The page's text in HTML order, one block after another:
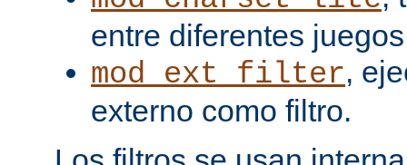
entre diferentes
mod_ext_filter,
externo como filtro.